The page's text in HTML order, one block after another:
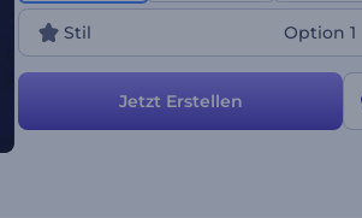
Markenwerbung, Channel-Intros und vieles
Maximieren Sie den Erfolg Ihrer Projekte mit
diesem modernen Logo-Opener. Testen Sie
Vorlage jetzt!
Stil Option 1
Jetzt Erstellen